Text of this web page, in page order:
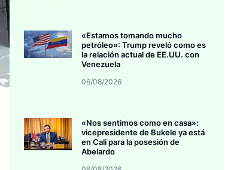
«Estamos tomando mucho
petróleo»: Trump reveló como es
la relación actual de EE.UU. con
Venezuela
06/08/2026
«Nos sentimos como en casa»:
vicepresidente de Bukele ya está
en Cali para la posesión de
Abelardo